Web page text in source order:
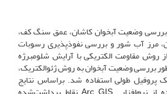
بررسی وضعیت آبخوان کاشان، عمق سنگ کف،
مرز آب شور و بررسی نفوذپذیری رسوبات
روش مقاومت الکتریکی با آرایش شلومبرژه
بررسی وضعیت آبخوان به روش ژئوالکتریک،
یک پروفیل طولی استفاده شد. براساس نتایج